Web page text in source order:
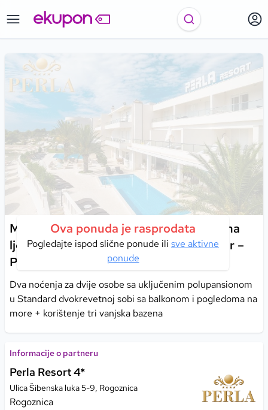
Ova ponuda je rasprodata
Pogledajte ispod slične ponude ili sve aktivne
ponude
Mjesto gdje se luksuzni komfor i prirodna
ljepota pretvaraju u nezaboravan odmor –
Perla Resort 4*, Rogoznica!
Dva noćenja za dvije osobe sa uključenim polupansionom
u Standard dvokrevetnoj sobi sa balkonom i pogledoma na
more + korištenje tri vanjska bazena
Informacije o partneru
Perla Resort 4*
Ulica Šibenska luka 5-9, Rogoznica
Rogoznica